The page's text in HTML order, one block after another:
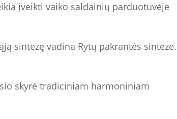
įveikti vaiko saldainių parduotuvėje
sintezę vadina Rytų pakrantės sinteze.
skyrė tradiciniam harmoniniam